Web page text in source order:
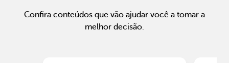
Confira conteúdos que vão ajudar você a tomar a
melhor decisão.